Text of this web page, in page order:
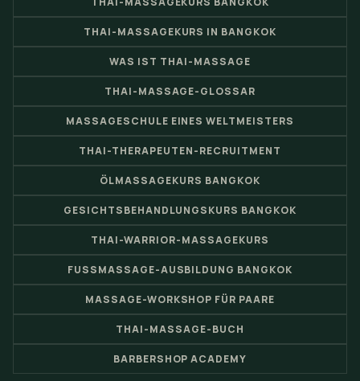
THAI-MASSAGEKURS IN BANGKOK
WAS IST THAI-MASSAGE
THAI-MASSAGE-GLOSSAR
MASSAGESCHULE EINES WELTMEISTERS
THAI-THERAPEUTEN-RECRUITMENT
ÖLMASSAGEKURS BANGKOK
GESICHTSBEHANDLUNGSKURS BANGKOK
THAI-WARRIOR-MASSAGEKURS
FUSSMASSAGE-AUSBILDUNG BANGKOK
MASSAGE-WORKSHOP FÜR PAARE
THAI-MASSAGE-BUCH
BARBERSHOP ACADEMY